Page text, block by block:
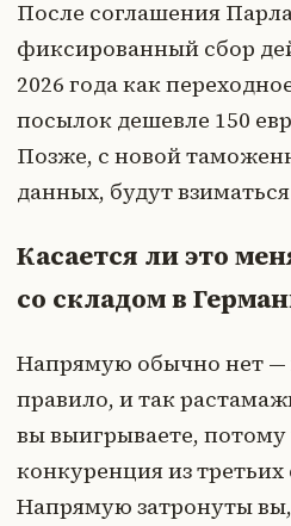
После соглашения
фиксированный сбор
2026 года как
посылок дешевле 150
Позже, с новой
данных, будут
Касается ли это
со складом в
Напрямую обычно нет —
правило, и так
вы выигрываете,
конкуренция из
Напрямую затронуты